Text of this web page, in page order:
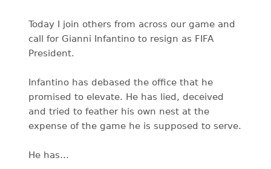
Today I join others from across our game and
call for Gianni Infantino to resign as FIFA
President.
Infantino has debased the office that he
promised to elevate. He has lied, deceived
and tried to feather his own nest at the
expense of the game he is supposed to serve.
He has…